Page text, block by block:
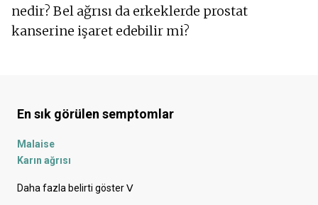
nedir? Bel ağrısı da erkeklerde prostat
kanserine işaret edebilir mi?
En sık görülen semptomlar
Malaise
Karın ağrısı
Üretrada ağrı
Daha fazla belirti gösterᐯ